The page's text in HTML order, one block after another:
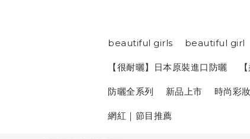
beautiful girls beautiful girl
【很耐曬】日本原裝進口防曬
防曬全系列 新品上市 時尚彩妝
網紅｜節目推薦